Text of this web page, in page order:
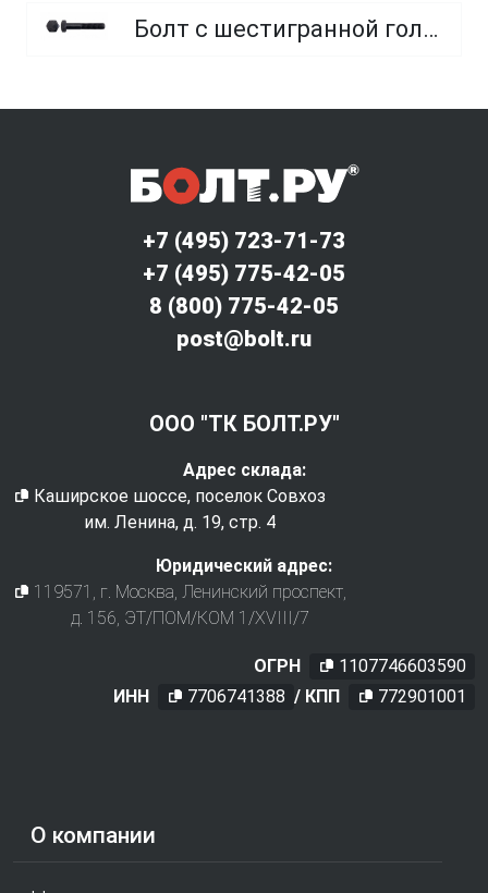
Болт с шестигранной головкой, неполная резьба, класс прочности 10.9 и 12.9
О компании
+7 (495) 723-71-73
+7 (495) 775-42-05
8 (800) 775-42-05
post@bolt.ru
ООО "ТК БОЛТ.РУ"
Адрес склада:
Каширское шоссе, поселок Совхоз
им. Ленина, д. 19, стр. 4
Юридический адрес:
119571
, г. Москва Ленинский проспект,
д. 156, ЭТ/ПОМ/КОМ 1/XVIII/7
ОГРН
1107746603590
ИНН
7706741388 / КПП 772901001